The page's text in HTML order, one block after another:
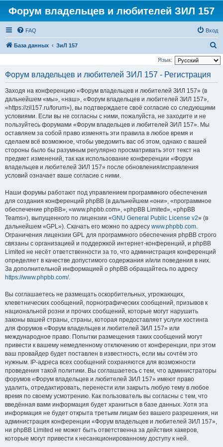
Форум владельцев и любителей ЗИЛ 157
FAQ Вход
База данных ЗиЛ 157
о
Язык:
Форум владельцев и любителей ЗИЛ 157 - Регистрация
Заходя на конференцию «Форум владельцев и любителей ЗИЛ 157» (в
дальнейшем «мы», «наш», «Форум владельцев и любителей ЗИЛ 157»,
«https://zil157.ru/forum»), вы подтверждаете своё согласие со следующими
условиями. Если вы не согласны с ними, пожалуйста, не заходите и не
пользуйтесь форумами «Форум владельцев и любителей ЗИЛ 157». Мы
оставляем за собой право изменять эти правила в любое время и
сделаем всё возможное, чтобы уведомить вас об этом, однако с вашей
стороны было бы разумным регулярно просматривать этот текст на
предмет изменений, так как использование конференции «Форум
владельцев и любителей ЗИЛ 157» после обновления/исправления
условий означает ваше согласие с ними.
Наши форумы работают под управлением программного обеспечения
для создания конференций phpBB (в дальнейшем «они», «программное
обеспечение phpBB», «www.phpbb.com», «phpBB Limited», «phpBB
Teams»), выпущенного по лицензии «GNU General Public License v2» (в
дальнейшем «GPL»). Скачать его можно по адресу www.phpbb.com.
Ограничения лицензии GPL для программного обеспечения phpBB строго
связаны с организацией и поддержкой интернет-конференций, и phpBB
Limited не несёт ответственности за то, что администрация конференций
определяет в качестве допустимого содержания и/или поведения в них.
За дополнительной информацией о phpBB обращайтесь по адресу
https://www.phpbb.com/.
Вы соглашаетесь не размещать оскорбительных, угрожающих,
клеветнических сообщений, порнографических сообщений, призывов к
национальной розни и прочих сообщений, которые могут нарушить
законы вашей страны, страны, которая предоставляет услуги хостинга
для форумов «Форум владельцев и любителей ЗИЛ 157» или
международное право. Попытки размещения таких сообщений могут
привести к вашему немедленному отключению от конференции, при этом
ваш провайдер будет поставлен в известность, если мы сочтём это
нужным. IP-адреса всех сообщений сохраняются для возможности
проведения такой политики. Вы соглашаетесь с тем, что администраторы
форумов «Форум владельцев и любителей ЗИЛ 157» имеют право
удалить, отредактировать, перенести или закрыть любую тему в любое
время по своему усмотрению. Как пользователь вы согласны с тем, что
введённая вами информация будет храниться в базе данных. Хотя эта
информация не будет открыта третьим лицам без вашего разрешения, ни
администрация конференции «Форум владельцев и любителей ЗИЛ 157»,
ни phpBB Limited не может быть ответственна за действия хакеров,
которые могут привести к несанкционированному доступу к ней.